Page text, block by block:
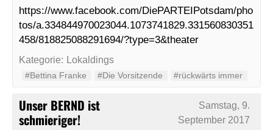
https://www.facebook.com/DiePARTEIPotsdam/pho
tos/a.334844970023044.1073741829.331560830351
458/818825088291694/?type=3&theater
Kategorie: Lokaldings
#Bettina Franke #Die Vorsitzende #rückwärts immer
Unser BERND ist
schmieriger!
Samstag, 9.
September 2017